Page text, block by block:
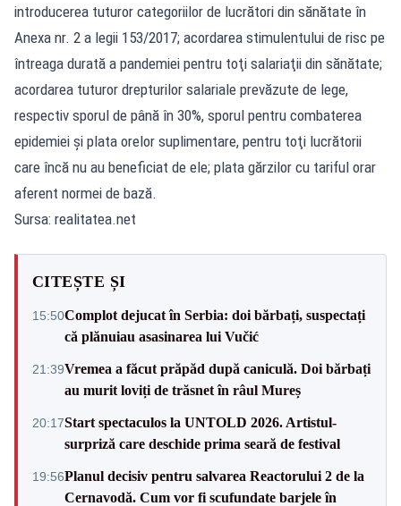
introducerea tuturor categoriilor de lucrători din sănătate în
Anexa nr. 2 a legii 153/2017; acordarea stimulentului de risc pe
întreaga durată a pandemiei pentru toţi salariaţii din sănătate;
acordarea tuturor drepturilor salariale prevăzute de lege,
respectiv sporul de până în 30%, sporul pentru combaterea
epidemiei şi plata orelor suplimentare, pentru toţi lucrătorii
care încă nu au beneficiat de ele; plata gărzilor cu tariful orar
aferent normei de bază.
Sursa: realitatea.net
CITEȘTE ȘI
15:50Complot dejucat în Serbia: doi bărbați, suspectați
că plănuiau asasinarea lui Vučić
21:39Vremea a făcut prăpăd după caniculă. Doi bărbați
au murit loviți de trăsnet în râul Mureș
20:17Start spectaculos la UNTOLD 2026. Artistul-
surpriză care deschide prima seară de festival
19:56Planul decisiv pentru salvarea Reactorului 2 de la
Cernavodă. Cum vor fi scufundate barjele în